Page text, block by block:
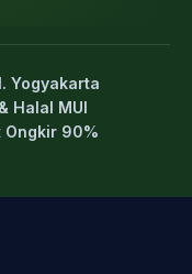
Yogyakarta
Halal MUI
Ongkir 90%